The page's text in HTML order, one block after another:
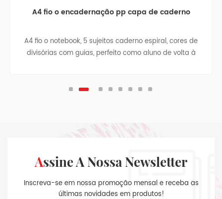
A4 fio o encadernação pp capa de caderno
A4 fio o notebook, 5 sujeitos caderno espiral, cores de
divisórias com guias, perfeito como aluno de volta à
Assine A Nossa Newsletter
Inscreva-se em nossa promoção mensal e receba as
últimas novidades em produtos!